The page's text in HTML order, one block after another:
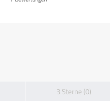
3 Sterne (0)